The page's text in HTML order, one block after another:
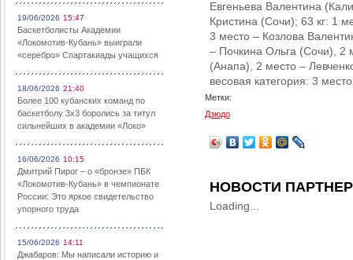
19/06/2026 15:47
Баскетболисты Академии
«Локомотив-Кубань» выиграли
«серебро» Спартакиады учащихся
18/06/2026 21:40
Более 100 кубанских команд по
баскетболу 3х3 боролись за титул
сильнейших в академии «Локо»
16/06/2026 10:15
Дмитрий Пирог – о «бронзе» ПБК
«Локомотив-Кубань» в чемпионате
России: Это яркое свидетельство
упорного труда
15/06/2026 14:11
Джабаров: Мы написали историю и
Евгеньева Валентина
Кристина (Сочи); 63 кг: 1
3 место – Козлова
– Почкина Ольга (Сочи), 2
(Анапа), 2 место –
весовая категория: 3
Метки:
Дзюдо
НОВОСТИ
Loading...